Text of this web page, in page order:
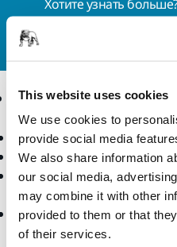
This website uses cookies
We use cookies to
provide social media
We also share information
our social media,
may combine it with other
provided to them or that
of their services.
Хотите узнать
Продукты
Инструмент
Беспыльное шлифование
Абразивы и
полировальные пасты
Аксессуары и расходные
материалы